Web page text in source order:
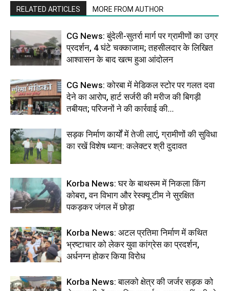
RELATED ARTICLES MORE FROM AUTHOR
CG News: बुंदेली-सुतर्रा मार्ग पर ग्रामीणों का उग्र
प्रदर्शन, 4 घंटे चक्काजाम; तहसीलदार के लिखित
आश्वासन के बाद खत्म हुआ आंदोलन
CG News: कोरबा में मेडिकल स्टोर पर गलत दवा
देने का आरोप, हार्ट सर्जरी की मरीज की बिगड़ी
तबीयत; परिजनों ने की कार्रवाई की...
सड़क निर्माण कार्यों में तेजी लाएं, ग्रामीणों की सुविधा
का रखें विशेष ध्यान: कलेक्टर श्री दुदावत
Korba News: घर के बाथरूम में निकला किंग
कोबरा, वन विभाग और रेस्क्यू टीम ने सुरक्षित
पकड़कर जंगल में छोड़ा
Korba News: अटल प्रतिमा निर्माण में कथित
भ्रष्टाचार को लेकर युवा कांग्रेस का प्रदर्शन,
अर्धनग्न होकर किया विरोध
Korba News: बालको क्षेत्र की जर्जर सड़क को